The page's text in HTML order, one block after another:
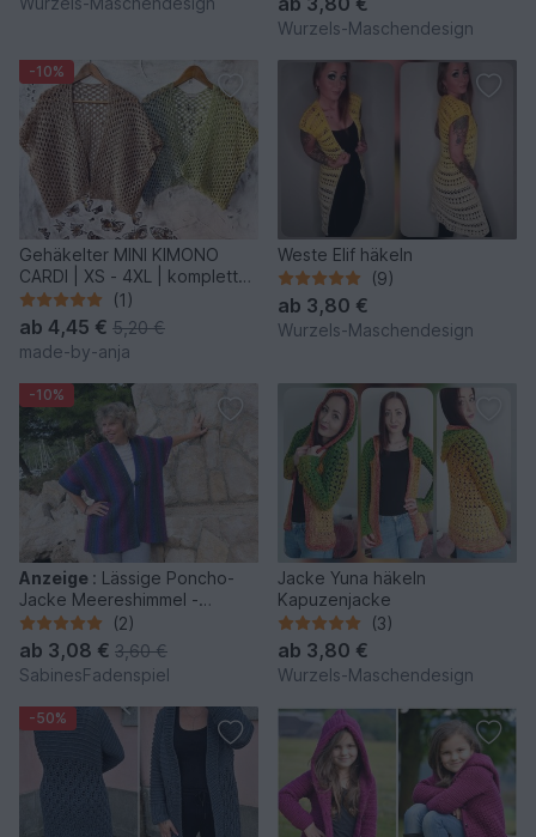
Wurzels-Maschendesign
-10%
Gehäkelter MINI KIMONO
CARDI | XS - 4XL | komplett
anpassbar
(1)
ab 4,45 € 5,20 €
made-by-anja
Weste Elif häkeln
(9)
ab 3,80 €
Wurzels-Maschendesign
-10%
Anzeige : Lässige Poncho-
Jacke Meereshimmel -
Häkelanleitung
(2)
ab 3,08 € 3,60 €
SabinesFadenspiel
Jacke Yuna häkeln
Kapuzenjacke
(3)
ab 3,80 €
Wurzels-Maschendesign
-50%